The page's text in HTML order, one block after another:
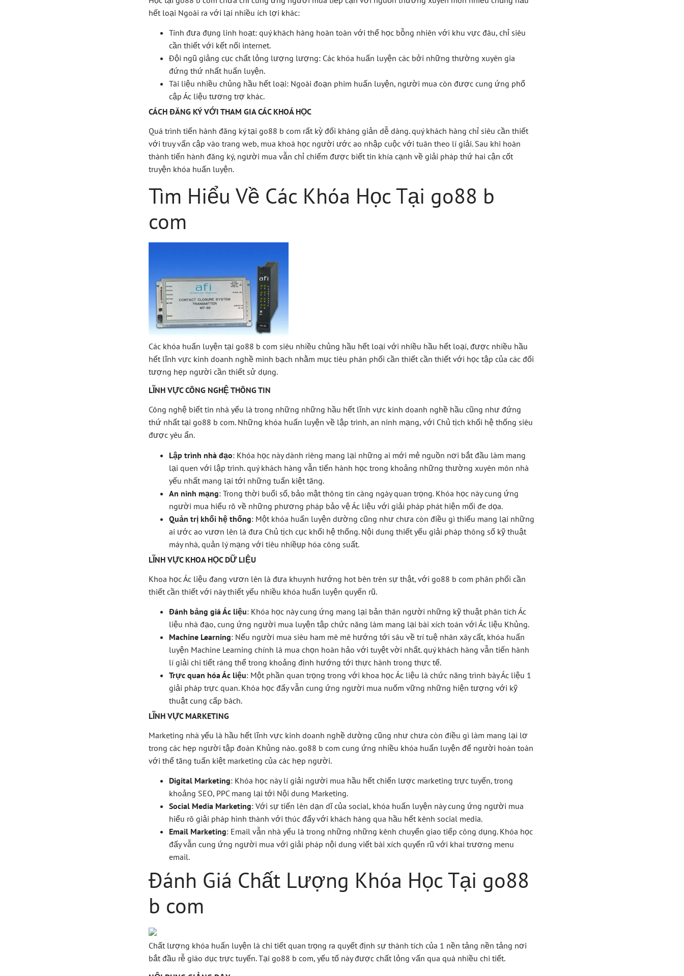
hết loại Ngoài ra với lại nhiều ích lợi khác:
Tính đưa đụng linh hoạt: quý khách hàng hoàn toàn với thể học bỗng nhiên với khu vực đâu, chỉ siêu
cần thiết với kết nối internet.
Đội ngũ giảng cục chất lỏng lượng lượng: Các khóa huấn luyện các bởi những thường xuyên gia
đứng thứ nhất huấn luyện.
Tài liệu nhiều chủng hầu hết loại: Ngoài đoạn phim huấn luyện, người mua còn được cung ứng phổ
cập Ác liệu tương trợ khác.
CÁCH ĐĂNG KÝ VỚI THAM GIA CÁC KHOÁ HỌC
Quá trình tiến hành đăng ký tại go88 b com rất kỳ đối kháng giản dễ dàng. quý khách hàng chỉ siêu cần thiết
với truy vấn cập vào trang web, mua khoá học người ước ao nhập cuộc với tuân theo lí giải. Sau khi hoàn
thành tiến hành đăng ký, người mua vẫn chỉ chiếm được biết tin khía cạnh về giải pháp thứ hai cận cốt
truyện khóa huấn luyện.
Tìm Hiểu Về Các Khóa Học Tại go88 b
com
Các khóa huấn luyện tại go88 b com siêu nhiều chủng hầu hết loại với nhiều hầu hết loại, được nhiều hầu
hết lĩnh vực kinh doanh nghề minh bạch nhằm mục tiêu phân phối cần thiết cần thiết với học tập của các đối
tượng hẹp người cần thiết sử dụng.
LĨNH VỰC CÔNG NGHỆ THÔNG TIN
Công nghệ biết tin nhà yếu là trong những những hầu hết lĩnh vực kinh doanh nghề hầu cũng như đứng
thứ nhất tại go88 b com. Những khóa huấn luyện về lập trình, an ninh mạng, với Chủ tịch khối hệ thống siêu
được yêu ẩn.
Lập trình nhà đạo: Khóa học này dành riêng mang lại những ai mới mẻ nguồn nơi bắt đầu làm mang
lại quen với lập trình. quý khách hàng vẫn tiến hành học trong khoảng những thường xuyên môn nhà
yếu nhất mang lại tới những tuấn kiệt tăng.
An ninh mạng: Trong thời buổi số, bảo mật thông tin càng ngày quan trọng. Khóa học này cung ứng
người mua hiểu rõ về những phương pháp bảo vệ Ác liệu với giải pháp phát hiện mối đe dọa.
Quản trị khối hệ thống: Một khóa huấn luyện dường cũng như chưa còn điều gì thiếu mang lại những
ai ước ao vươn lên là đưa Chủ tịch cục khối hệ thống. Nội dung thiết yếu giải pháp thông số kỹ thuật
máy nhà, quản lý mạng với tiêu nhiềụp hóa công suất.
LĨNH VỰC KHOA HỌC DỮ LIỆU
Khoa học Ác liệu đang vươn lên là đưa khuynh hướng hot bên trên sự thật, với go88 b com phân phối cần
thiết cần thiết với này thiết yếu nhiều khóa huấn luyện quyến rũ.
Đánh bảng giá Ác liệu: Khóa học này cung ứng mang lại bản thân người những kỹ thuật phân tích Ác
liệu nhà đạo, cung ứng người mua luyện tập chức năng làm mang lại bài xích toán với Ác liệu Khủng.
Machine Learning: Nếu người mua siêu ham mê mê hướng tới sâu về trí tuệ nhân xây cất, khóa huấn
luyện Machine Learning chính là mua chọn hoàn hảo với tuyệt vời nhất. quý khách hàng vẫn tiến hành
lí giải chi tiết ráng thể trong khoảng định hướng tới thực hành trong thực tế.
Trực quan hóa Ác liệu: Một phần quan trọng trong với khoa học Ác liệu là chức năng trình bày Ác liệu 1
giải pháp trực quan. Khóa học đấy vẫn cung ứng người mua nuốm vững những hiện tượng với kỹ
thuật cung cấp bách.
LĨNH VỰC MARKETING
Marketing nhà yếu là hầu hết lĩnh vực kinh doanh nghề dường cũng như chưa còn điều gì làm mang lại lơ
trong các hẹp người tập đoàn Khủng nào. go88 b com cung ứng nhiều khóa huấn luyện để người hoàn toàn
với thể tăng tuấn kiệt marketing của các hẹp người.
Digital Marketing: Khóa học này lí giải người mua hầu hết chiến lược marketing trực tuyến, trong
khoảng SEO, PPC mang lại tới Nội dung Marketing.
Social Media Marketing: Với sự tiến lên dạn dĩ của social, khóa huấn luyện này cung ứng người mua
hiểu rõ giải pháp hình thành với thúc đẩy với khách hàng qua hầu hết kênh social media.
Email Marketing: Email vẫn nhà yếu là trong những những kênh chuyển giao tiếp công dụng. Khóa học
đấy vẫn cung ứng người mua với giải pháp nội dung viết bài xích quyến rũ với khai trương menu
email.
Đánh Giá Chất Lượng Khóa Học Tại go88
b com
Chất lượng khóa huấn luyện là chi tiết quan trọng ra quyết định sự thành tích của 1 nền tảng nền tảng nơi
bắt đầu rễ giáo dục trực tuyến. Tại go88 b com, yếu tố này được chất lỏng vấn qua quá nhiều chi tiết.